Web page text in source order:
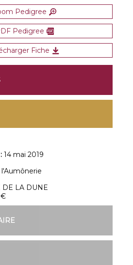
Pedigree
Pedigree
Fiche
:14 mai 2019
l'Aumônerie
DE LA DUNE